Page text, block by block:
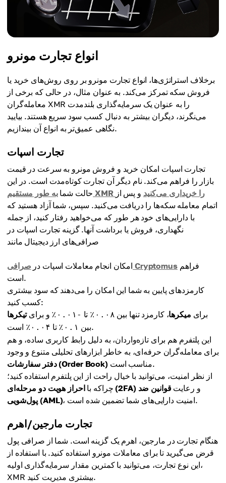
انواع تجارت مونرو
برخلاف استراتژی‌ها، انواع تجارت مونرو بر روی روش‌های خرید یا
فروش سکه تمرکز می‌کند. به عنوان مثال، در حالی که برخی از
معامله‌گران XMR را به عنوان یک سرمایه‌گذاری بلندمدت
می‌نگرند، دیگران بیشتر به دنبال کسب سود سریع هستند. بیایید
نگاهی عمیق‌تر به انواع آن بیندازیم.
تجارت اسپات
تجارت اسپات امکان خرید و فروش مونرو به سرعت در قیمت
بازار را فراهم می‌کند. نام دیگر آن تجارت کوتاه‌مدت است. در این
حالت شما
به طور مستقیم XMR را خریداری می‌کنید و پس از
اتمام معامله سکه‌ها را دریافت می‌کنید. سپس، شما آزاد هستید که
با دارایی‌های خود هر طور که می‌خواهید رفتار کنید، از جمله
نگهداری، فروش یا برداشت آنها. گزینه تجارت اسپات در
صرافی‌های ارز دیجیتال مانند
امکان انجام معاملات اسپات در صرافی Cryptomusفراهم
است.
کارمزدهای پایین به شما این امکان را می‌دهند که سود بیشتری
کسب کنید:
برای میکرها، کارمزد تنها بین ۰.۰۸٪ تا -۰.۰۱٪ و برایتیکرها
بین ۰.۱٪ تا ۰.۰۴٪
است.
این پلتفرم هم برای تازه‌واردان، به دلیل رابط کاربری ساده، و هم
برای معامله‌گران حرفه‌ای، به خاطر ابزارهای تحلیلی متنوع و وجود
دفتر سفارشات (Order Book)
مناسب است.
از نظر امنیت، می‌توانید با خیال راحت از این پلتفرم استفاده کنید؛
چراکه با
احراز هویت دو مرحله‌ای (2FA) و رعایتقوانین ضد
پول‌شویی (AML)
، امنیت دارایی‌های شما تضمین شده است.
تجارت مارجین/اهرم
هنگام تجارت در مارجین، اهرم یک گزینه است. شما از صرافی پول
قرض می‌گیرید تا برای معاملات مونرو استفاده کنید. با استفاده از
این نوع تجارت، می‌توانید با کمترین مقدار سرمایه‌گذاری اولیه،
XMR بیشتری مدیریت کنید.